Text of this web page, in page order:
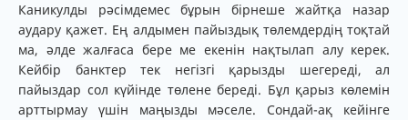
Каникулды рәсімдемес бұрын бірнеше жайтқа назар
аудару қажет. Ең алдымен пайыздық төлемдердің тоқтай
ма, әлде жалғаса бере ме екенін нақтылап алу керек.
Кейбір банктер тек негізгі қарызды шегереді, ал
пайыздар сол күйінде төлене береді. Бұл қарыз көлемін
арттырмау үшін маңызды мәселе. Сондай-ақ кейінге